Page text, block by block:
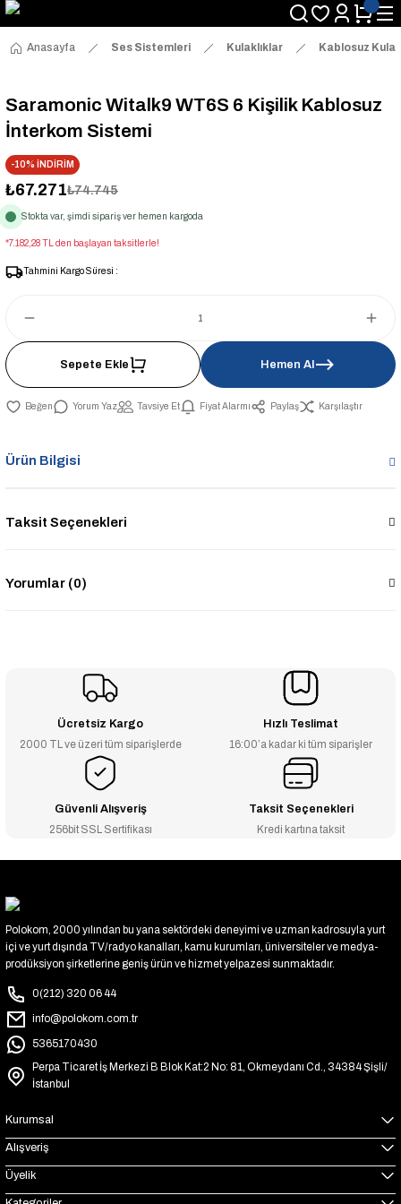
Anasayfa Ses Sistemleri Kulaklıklar Kablosuz
Saramonic Witalk9 WT6S 6 Kişilik Kablosuz
İnterkom Sistemi
-10% İNDİRİM
₺67.271₺74.745
Stokta var, şimdi sipariş ver hemen kargoda
*7.182,28 TL den başlayan taksitlerle!
Tahmini Kargo Süresi :
Sepete Ekle Hemen Al
Yorum Yaz Tavsiye Et Fiyat Alarmı Paylaş Karşılaştır
Ürün Bilgisi
Taksit Seçenekleri
Yorumlar (0)
Ücretsiz Kargo
2000 TL ve üzeri tüm siparişlerde
Hızlı Teslimat
16:00’a kadar ki tüm siparişler
Güvenli Alışveriş
256bit SSL Sertifikası
Taksit Seçenekleri
Kredi kartına taksit
Polokom, 2000 yılından bu yana sektördeki deneyimi ve uzman kadrosuyla yurt
içi ve yurt dışında TV/radyo kanalları, kamu kurumları, üniversiteler ve medya-
prodüksiyon şirketlerine geniş ürün ve hizmet yelpazesi sunmaktadır.
0(212) 320 06 44
info@polokom.com.tr
5365170430
Perpa Ticaret İş Merkezi B Blok Kat:2 No: 81, Okmeydanı Cd., 34384 Şişli/
İstanbul
Kurumsal
Alışveriş
Üyelik